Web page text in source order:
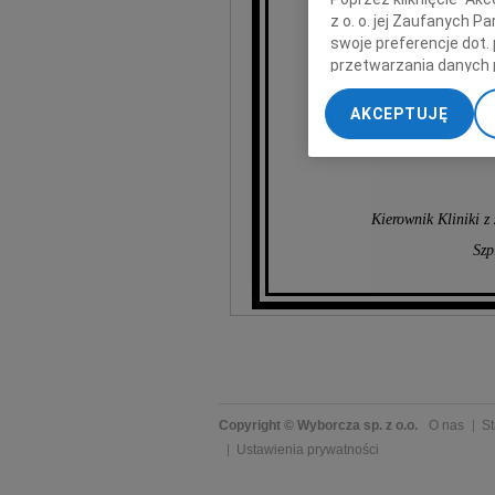
Kierownik Kliniki z
Copyright © Wyborcza sp. z o.o. O nas
Ustawienia prywatności
z o. o. jej Zaufanych
swoje preferencje dot.
przetwarzania danych
„Ustawienia
My, nasi Zaufani
dokładnych danych
Przechowywanie
AKCEPTUJĘ